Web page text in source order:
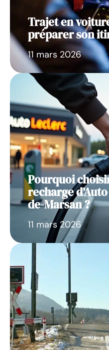
Trajet en
préparer son
11 mars 2026
Pourquoi
recharge
de-Marsan ?
11 mars 2026